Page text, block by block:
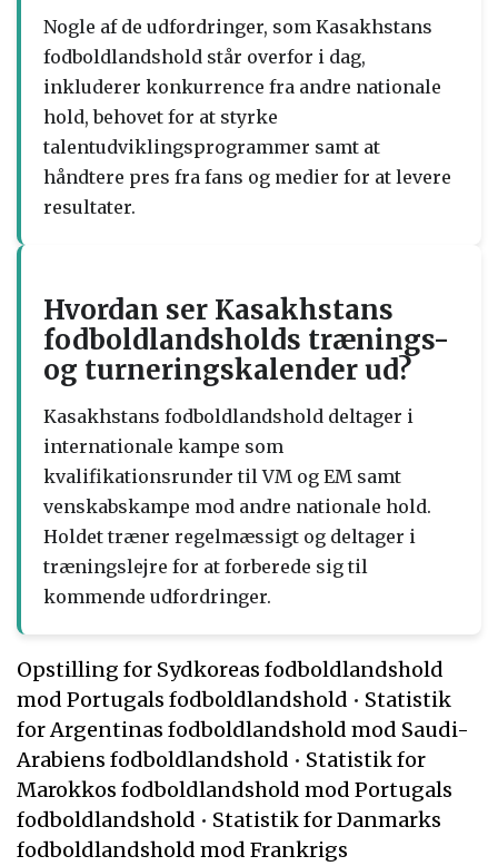
Nogle af de udfordringer, som Kasakhstans
fodboldlandshold står overfor i dag,
inkluderer konkurrence fra andre nationale
hold, behovet for at styrke
talentudviklingsprogrammer samt at
håndtere pres fra fans og medier for at levere
resultater.
Hvordan ser Kasakhstans
fodboldlandsholds trænings-
og turneringskalender ud?
Kasakhstans fodboldlandshold deltager i
internationale kampe som
kvalifikationsrunder til VM og EM samt
venskabskampe mod andre nationale hold.
Holdet træner regelmæssigt og deltager i
træningslejre for at forberede sig til
kommende udfordringer.
Opstilling for Sydkoreas fodboldlandshold
mod Portugals fodboldlandshold • Statistik
for Argentinas fodboldlandshold mod Saudi-
Arabiens fodboldlandshold • Statistik for
Marokkos fodboldlandshold mod Portugals
fodboldlandshold • Statistik for Danmarks
fodboldlandshold mod Frankrigs